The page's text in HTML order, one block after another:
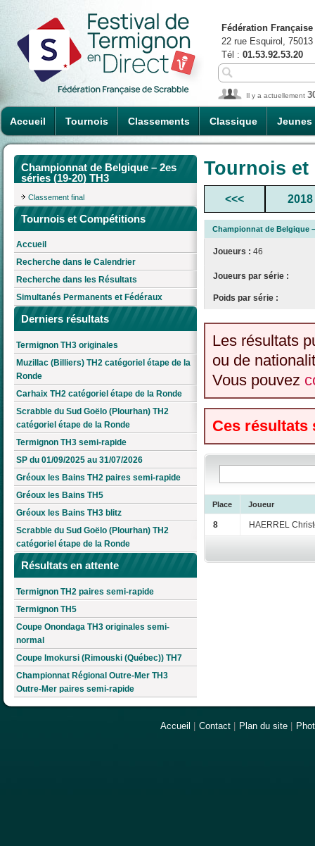
Accueil Tournois Classements Classique Jeunes
Fédération
22 rue Esquirol,
Tél : 01.53.92.53.20
Il y a actuellement
Championnat de Belgique – 2es
séries (19-20) TH3
Classement final
Tournois et Compétitions
Accueil
Recherche dans le Calendrier
Recherche dans les Résultats
Simultanés Permanents et Fédéraux
Derniers résultats
Termignon TH3 originales
Muzillac (Billiers) TH2 catégoriel étape de la
Ronde
Carhaix TH2 catégoriel étape de la Ronde
Scrabble du Sud Goëlo (Plourhan) TH2
catégoriel étape de la Ronde
Termignon TH3 semi-rapide
SP du 01/09/2025 au 31/07/2026
Gréoux les Bains TH2 paires semi-rapide
Gréoux les Bains TH5
Gréoux les Bains TH3 blitz
Scrabble du Sud Goëlo (Plourhan) TH2
catégoriel étape de la Ronde
Résultats en attente
Termignon TH2 paires semi-rapide
Termignon TH5
Coupe Onondaga TH3 originales semi-
normal
Coupe Imokursi (Rimouski (Québec)) TH7
Championnat Régional Outre-Mer TH3
Outre-Mer paires semi-rapide
Tournois
<<< 2018
Championnat de Belgique
Joueurs : 46
Joueurs par série :
Poids par série :
Les résultats
ou de
Vous pouvez
Ces résultats
Place Joueur
8 HAERREL
Accueil Contact Plan du site